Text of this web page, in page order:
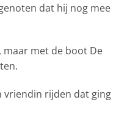
dat hij nog mee
maar met de boot De
vriendin rijden dat ging